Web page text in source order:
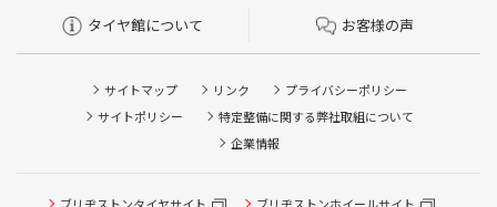
タイヤ館について お客様の声
サイトマップ リンク
プライバシーポリシー
サイトポリシー
特定整備に関する弊社取組について
企業情報